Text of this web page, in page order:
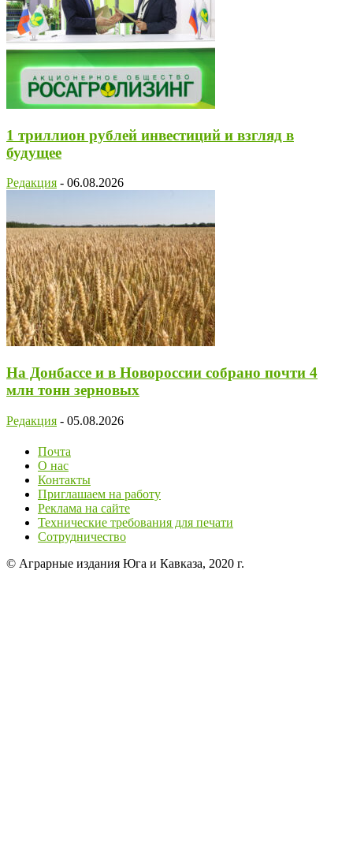
1 триллион рублей инвестиций и взгляд в
будущее
Редакция - 06.08.2026
На Донбассе и в Новороссии собрано почти 4
млн тонн зерновых
Редакция - 05.08.2026
Почта
О нас
Контакты
Приглашаем на работу
Реклама на сайте
Технические требования для печати
Сотрудничество
© Аграрные издания Юга и Кавказа, 2020 г.